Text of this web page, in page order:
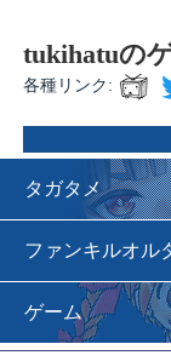
tukihatuの
各種リンク:
タガタメ
ファンキルオル
ゲーム